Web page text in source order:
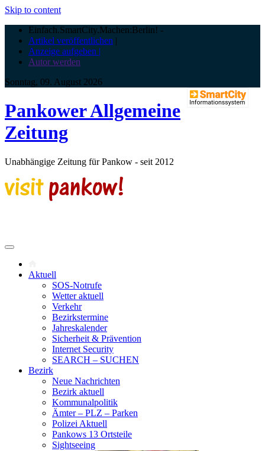
Skip to content
Einfach.SmartCity.Machen:Berlin! -
Artikel veröffentlichen |
Anzeige aufgeben |
Autor werden
Sonntag, 09. August 2026
Pankower Allgemeine
Zeitung
Unabhängige Zeitung für Pankow - seit 2012
Aktuell
SOS-Notrufe
Wetter aktuell
Verkehr
Bezirkstermine
Jahreskalender
Sicherheit & Prävention
Internet Security
SEARCH – SUCHEN
Bezirk
Neue Nachrichten
Bezirk aktuell
Kommunalpolitik
Ämter – PLZ – Parken
Polizei Aktuell
Pankows 13 Ortsteile
Sightseeing